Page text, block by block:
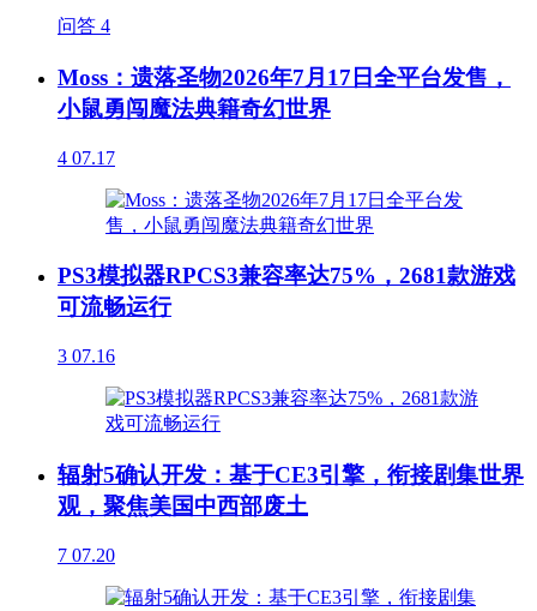
问答 4
Moss：遗落圣物2026年7月17日全平台发售，
小鼠勇闯魔法典籍奇幻世界
4 07.17
PS3模拟器RPCS3兼容率达75%，2681款游戏
可流畅运行
3 07.16
辐射5确认开发：基于CE3引擎，衔接剧集世界
观，聚焦美国中西部废土
7 07.20